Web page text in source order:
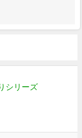
シリーズ